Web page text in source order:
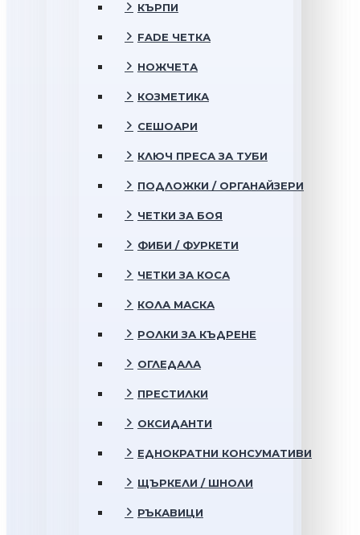
КЪРПИ
FADE ЧЕТКА
НОЖЧЕТА
КОЗМЕТИКА
СЕШОАРИ
КЛЮЧ ПРЕСА ЗА ТУБИ
ПОДЛОЖКИ / ОРГАНАЙЗЕРИ
ЧЕТКИ ЗА БОЯ
ФИБИ / ФУРКЕТИ
ЧЕТКИ ЗА КОСА
КОЛА МАСКА
РОЛКИ ЗА КЪДРЕНЕ
ОГЛЕДАЛА
ПРЕСТИЛКИ
ОКСИДАНТИ
ЕДНОКРАТНИ КОНСУМАТИВИ
ЩЪРКЕЛИ / ШНОЛИ
РЪКАВИЦИ